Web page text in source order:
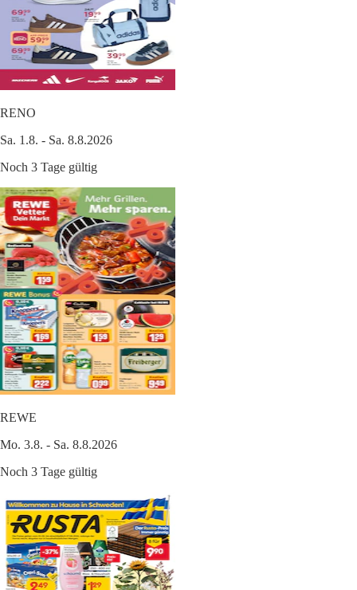
RENO
Sa. 1.8. - Sa. 8.8.2026
Noch 3 Tage gültig
REWE
Mo. 3.8. - Sa. 8.8.2026
Noch 3 Tage gültig